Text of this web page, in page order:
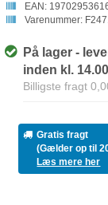
EAN:
Varenummer:
På lager -
inden kl. 14.00
Billigste fragt
Gratis fragt
(Gælder op til
Læs mere her